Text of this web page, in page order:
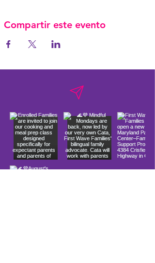
Compartir este evento